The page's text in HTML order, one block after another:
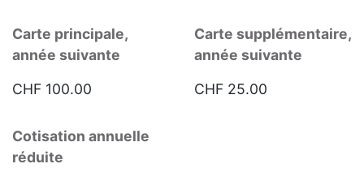
Carte principale,
année suivante
CHF 100.00
Carte supplémentaire,
année suivante
CHF 25.00
Cotisation annuelle
réduite